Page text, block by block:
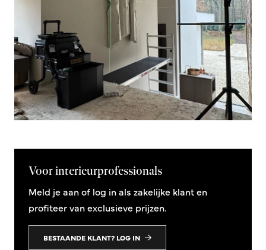
Voor interieurprofessionals
Meld je aan of log in als zakelijke klant en
profiteer van exclusieve prijzen.
BESTAANDE KLANT? LOG IN